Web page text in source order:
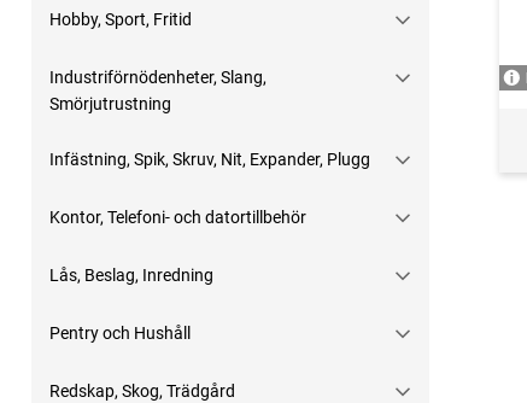
Hobby, Sport, Fritid
Industriförnödenheter, Slang,
Smörjutrustning
Infästning, Spik, Skruv, Nit, Expander, Plugg
Kontor, Telefoni- och datortillbehör
Lås, Beslag, Inredning
Pentry och Hushåll
Redskap, Skog, Trädgård